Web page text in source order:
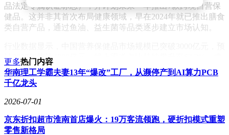
品法定专属认证标志），并计划未来一年推出7款跨境自营保
健品。这并非其首次布局健康领域，早在2024年就已推出膳食
类自营产品，通过鱼油、益生菌等品类逐步建立市场认知。
计2027年将达4000亿元。线上渠道占比持续攀升至63.3%，成
为主要销售阵地。消费群体年轻化趋势明显，《2025年Z世代
健康消费趋势报告》指出，近60%的90后、00后每年为健康支
出1000至5000元，47%会经常购买健康产品。这些变化为东方
甄选提供了市场机遇，尤其在当前消费者对品牌信任度敏感的
然而，保健品行业的特殊性为新入局者带来挑战。该领域受严
更多热门内容
华南理工学霸夫妻13年“爆改”工厂，从濒停产到AI算力PCB
千亿龙头
2026-07-01
京东折扣超市淮南首店爆火：19万客流领跑，硬折扣模式重塑
零售新格局